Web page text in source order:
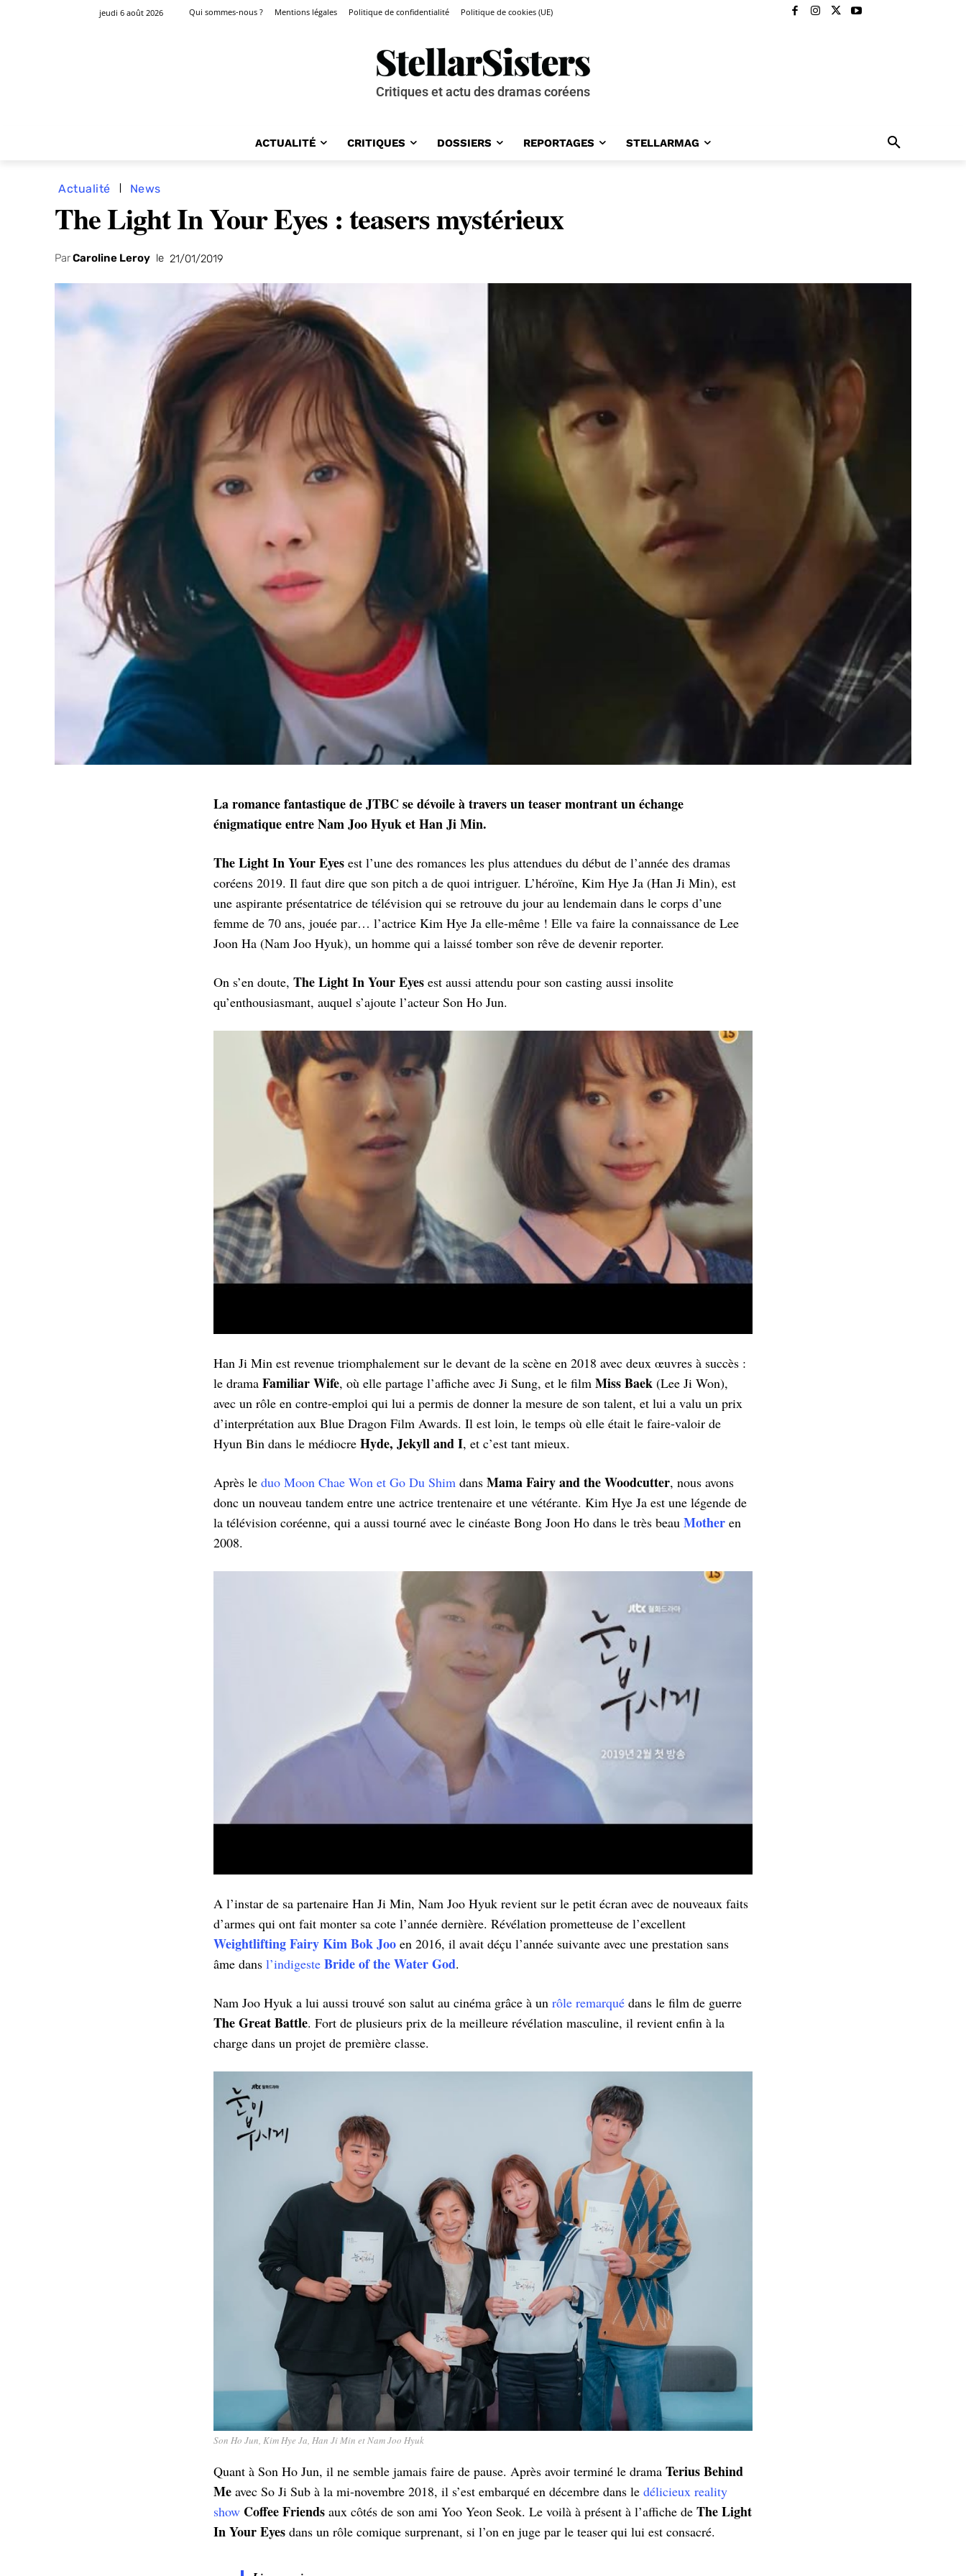
jeudi 6 août 2026 Qui sommes-nous ? Mentions légales Politique de confidentialité Politique de cookies (UE)
Critiques et actu des dramas coréens
ACTUALITÉ CRITIQUES DOSSIERS REPORTAGES STELLARMAG
Actualité News
The Light In Your Eyes : teasers mystérieux
ParCaroline Leroy le 21/01/2019
La romance fantastique de JTBC se dévoile à travers un teaser montrant un échange
énigmatique entre Nam Joo Hyuk et Han Ji Min.
The Light In Your Eyes est l’une des romances les plus attendues du début de l’année des dramas
coréens 2019. Il faut dire que son pitch a de quoi intriguer. L’héroïne, Kim Hye Ja (Han Ji Min), est
une aspirante présentatrice de télévision qui se retrouve du jour au lendemain dans le corps d’une
femme de 70 ans, jouée par… l’actrice Kim Hye Ja elle-même ! Elle va faire la connaissance de Lee
Joon Ha (Nam Joo Hyuk), un homme qui a laissé tomber son rêve de devenir reporter.
On s’en doute, The Light In Your Eyes est aussi attendu pour son casting aussi insolite
qu’enthousiasmant, auquel s’ajoute l’acteur Son Ho Jun.
Han Ji Min est revenue triomphalement sur le devant de la scène en 2018 avec deux œuvres à succès :
le drama Familiar Wife, où elle partage l’affiche avec Ji Sung, et le film Miss Baek (Lee Ji Won),
avec un rôle en contre-emploi qui lui a permis de donner la mesure de son talent, et lui a valu un prix
d’interprétation aux Blue Dragon Film Awards. Il est loin, le temps où elle était le faire-valoir de
Hyun Bin dans le médiocre Hyde, Jekyll and I, et c’est tant mieux.
Après le duo Moon Chae Won et Go Du Shim dans Mama Fairy and the Woodcutter, nous avons
donc un nouveau tandem entre une actrice trentenaire et une vétérante. Kim Hye Ja est une légende de
la télévision coréenne, qui a aussi tourné avec le cinéaste Bong Joon Ho dans le très beau Mother en
2008.
A l’instar de sa partenaire Han Ji Min, Nam Joo Hyuk revient sur le petit écran avec de nouveaux faits
d’armes qui ont fait monter sa cote l’année dernière. Révélation prometteuse de l’excellent
Weightlifting Fairy Kim Bok Joo en 2016, il avait déçu l’année suivante avec une prestation sans
âme dans l’indigeste Bride of the Water God.
Nam Joo Hyuk a lui aussi trouvé son salut au cinéma grâce à un rôle remarqué dans le film de guerre
The Great Battle. Fort de plusieurs prix de la meilleure révélation masculine, il revient enfin à la
charge dans un projet de première classe.
Son Ho Jun, Kim Hye Ja, Han Ji Min et Nam Joo Hyuk
Quant à Son Ho Jun, il ne semble jamais faire de pause. Après avoir terminé le drama Terius Behind
Me avec So Ji Sub à la mi-novembre 2018, il s’est embarqué en décembre dans le délicieux reality
show Coffee Friends aux côtés de son ami Yoo Yeon Seok. Le voilà à présent à l’affiche de The Light
In Your Eyes dans un rôle comique surprenant, si l’on en juge par le teaser qui lui est consacré.